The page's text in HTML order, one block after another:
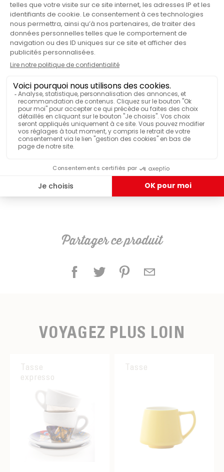
VENDU EN LOT
ILS ONT TESTÉ & APPRÉCIÉ
Mug Aroma Origami jaune
Partager ce produit
VOYAGEZ PLUS LOIN
Tasse
expresso
Tasse